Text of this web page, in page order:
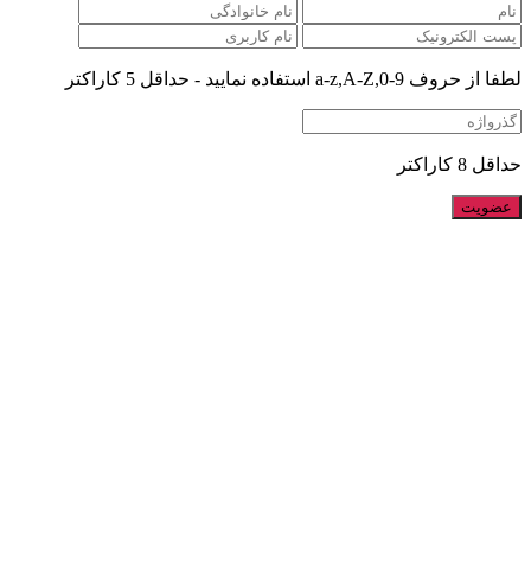
لطفا از حروف a-z,A-Z,0-9 استفاده نمایید - حداقل 5 کاراکتر
حداقل 8 کاراکتر